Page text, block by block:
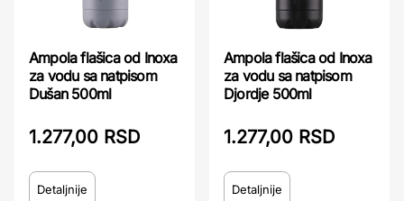
Ampola flašica od Inoxa
za vodu sa natpisom
Dušan 500ml
1.277,00 RSD
Detaljnije
Ampola flašica od Inoxa
za vodu sa natpisom
Djordje 500ml
1.277,00 RSD
Detaljnije